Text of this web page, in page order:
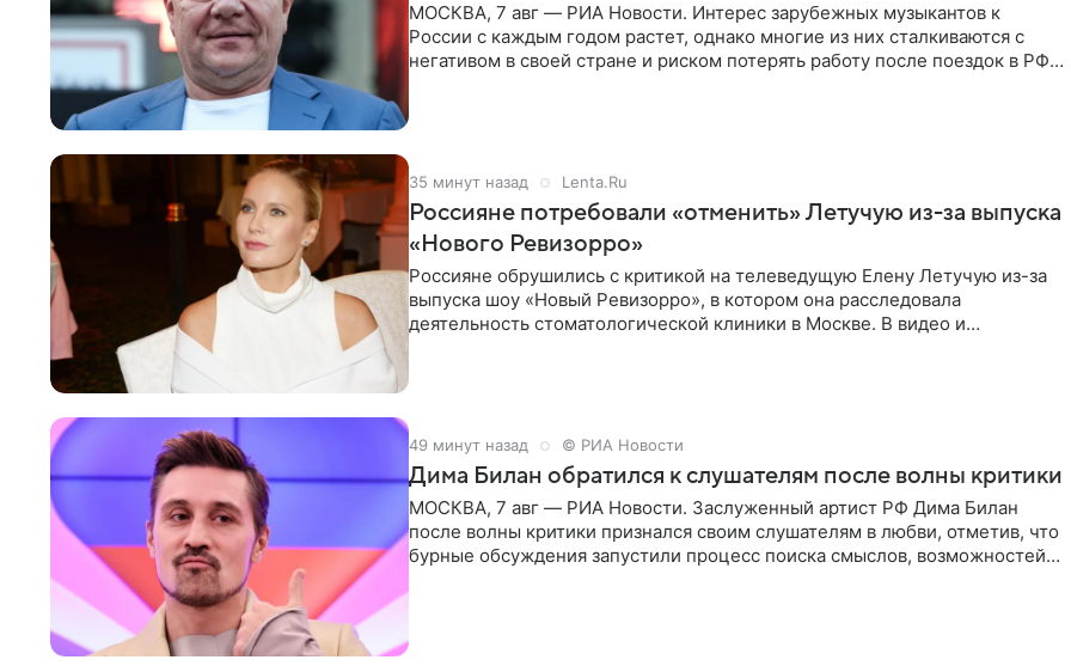
МОСКВА, 7 авг — РИА Новости. Интерес зарубежных музыкантов к
России с каждым годом растет, однако многие из них сталкиваются с
негативом в своей стране и риском потерять работу после поездок в РФ,
35 минут назад Lenta.Ru
Россияне потребовали «отменить» Летучую из-за выпуска
«Нового Ревизорро»
Россияне обрушились с критикой на телеведущую Елену Летучую из-за
выпуска шоу «Новый Ревизорро», в котором она расследовала
деятельность стоматологической клиники в Москве. В видео и
49 минут назад © РИА Новости
Дима Билан обратился к слушателям после волны критики
МОСКВА, 7 авг — РИА Новости. Заслуженный артист РФ Дима Билан
после волны критики признался своим слушателям в любви, отметив, что
бурные обсуждения запустили процесс поиска смыслов, возможностей и